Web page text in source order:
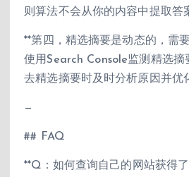
则算法不会从你的内容中提取答
**第四，精选摘要是动态的，需
使用Search Console监测精选摘
去精选摘要时及时分析原因并优
—
## FAQ
**Q：如何查询自己的网站获得